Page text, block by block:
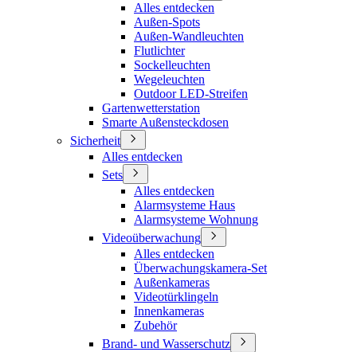
Alles entdecken
Außen-Spots
Außen-Wandleuchten
Flutlichter
Sockelleuchten
Wegeleuchten
Outdoor LED-Streifen
Gartenwetterstation
Smarte Außensteckdosen
Sicherheit
Alles entdecken
Sets
Alles entdecken
Alarmsysteme Haus
Alarmsysteme Wohnung
Videoüberwachung
Alles entdecken
Überwachungskamera-Set
Außenkameras
Videotürklingeln
Innenkameras
Zubehör
Brand- und Wasserschutz